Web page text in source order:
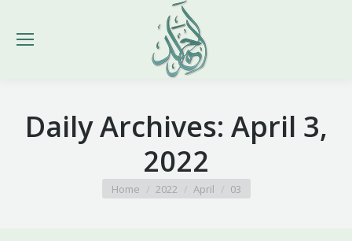
Daily Archives: April 3,
2022
You are here:
Home 2022 April 03